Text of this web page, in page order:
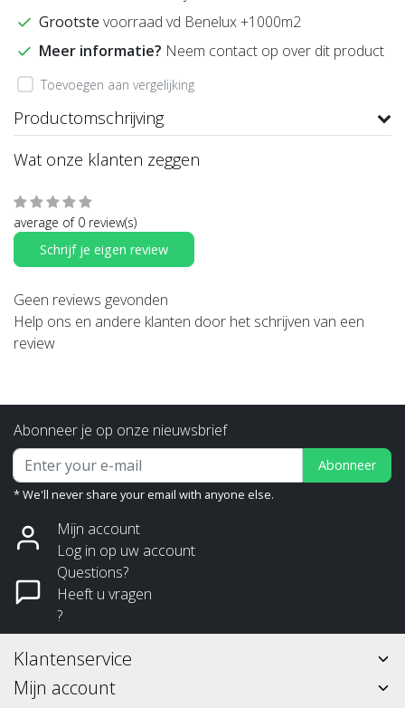
Grootste voorraad vd Benelux +1000m2
Meer informatie? Neem contact op over dit product
Toevoegen aan vergelijking
Productomschrijving
Wat onze klanten zeggen
average of 0 review(s)
Schrijf je eigen review
Geen reviews gevonden
Help ons en andere klanten door het schrijven van een
review
Abonneer je op onze nieuwsbrief
Abonneer
* We'll never share your email with anyone else.
Mijn account
Log in op uw account
Questions?
Heeft u vragen
?
Klantenservice
Mijn account